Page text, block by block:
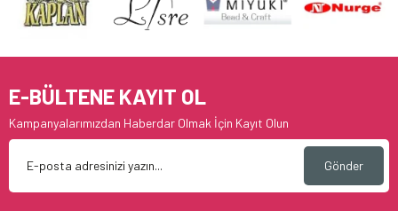
E-BÜLTENE KAYIT OL
Kampanyalarımızdan Haberdar Olmak İçin Kayıt Olun
Gönder